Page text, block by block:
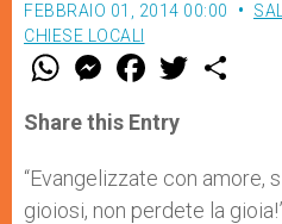
FEBBRAIO 01, 2014 00:00
CHIESE LOCALI
W
t
s
p
p
M
e
s
e
g
e
r
F
a
e
b
o
k
w
r
Share this Entry
“Evangelizzate con amore,
gioiosi, non perdete la